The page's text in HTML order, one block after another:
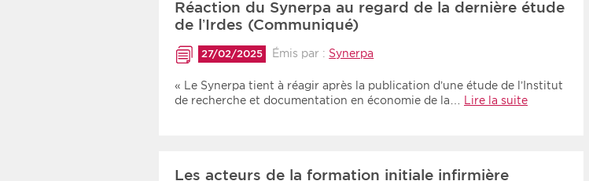
Réaction du Synerpa au regard de la dernière étude
de l’Irdes (Communiqué)
27/02/2025 Émis par : Synerpa
« Le Synerpa tient à réagir après la publication d’une étude de l’Institut
de recherche et documentation en économie de la…
Lire la suite
Les acteurs de la formation initiale infirmière